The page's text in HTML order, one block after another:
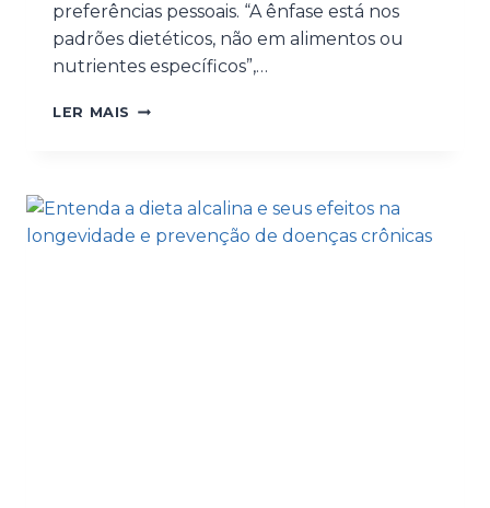
preferências pessoais. “A ênfase está nos
padrões dietéticos, não em alimentos ou
nutrientes específicos”,…
LER MAIS